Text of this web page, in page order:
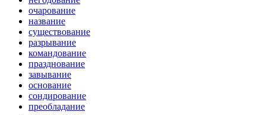
очарование
название
существование
разрывание
командование
празднование
завывание
основание
сондирование
преобладание